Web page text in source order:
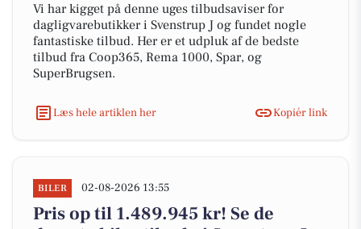
Vi har kigget på denne uges tilbudsaviser for
dagligvarebutikker i Svenstrup J og fundet nogle
fantastiske tilbud. Her er et udpluk af de bedste
tilbud fra Coop365, Rema 1000, Spar, og
SuperBrugsen.
Læs hele artiklen her Kopiér link
BILER 02-08-2026 13:55
Pris op til 1.489.945 kr! Se de